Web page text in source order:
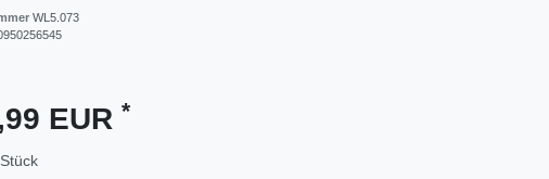
WL5.073
EUR *
Stück